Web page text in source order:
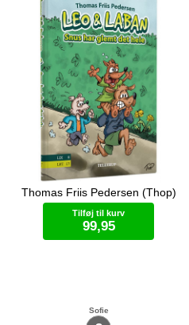
Leo & Laban skal hjælpe Snus med at
huske noget vigtigt. Men snus har
glemt hvad det er.
Thomas Friis Pedersen (Thop)
Tilføj til kurv
99,95
Sofie